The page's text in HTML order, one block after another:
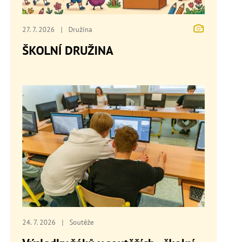
27. 7. 2026 | Družina
ŠKOLNÍ DRUŽINA
24. 7. 2026 | Soutěže